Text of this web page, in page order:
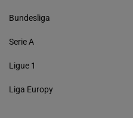
Bundesliga
Serie A
Ligue 1
Liga Europy